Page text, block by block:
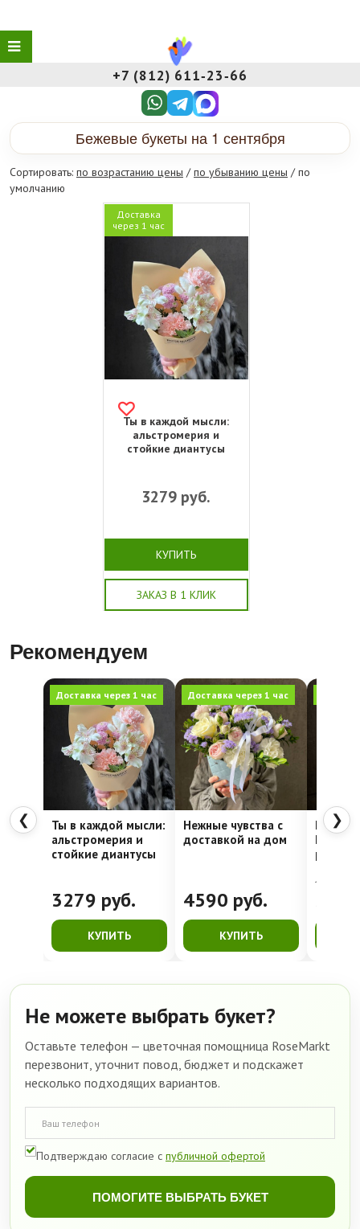
+7 (812) 611‑23‑66
Бежевые букеты на 1 сентября
Сортировать: по возрастанию цены /по убыванию цены / по
умолчанию
Доставка
через 1 час
Ты в каждой мысли:
альстромерия и
стойкие диантусы
3279 руб.
КУПИТЬ
ЗАКАЗ В 1 КЛИК
Рекомендуем
❮
Доставка через 1 час
Ты в каждой мысли:
альстромерия и
стойкие диантусы
3279 руб.
КУПИТЬ
Доставка через 1 час
Нежные чувства с
доставкой на дом
4590 руб.
КУПИТЬ
Недели
4762
❯
Не можете выбрать букет?
Оставьте телефон — цветочная помощница RoseMarkt
перезвонит, уточнит повод, бюджет и подскажет
несколько подходящих вариантов.
Подтверждаю согласие с публичной офертой
ПОМОГИТЕ ВЫБРАТЬ БУКЕТ